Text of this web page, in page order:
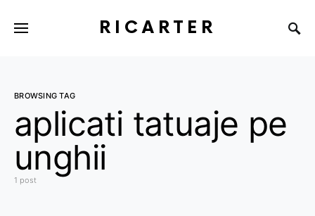
RICARTER
BROWSING TAG
aplicati tatuaje pe
unghii
1 post